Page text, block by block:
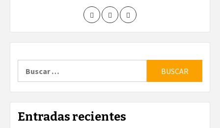
Entradas recientes